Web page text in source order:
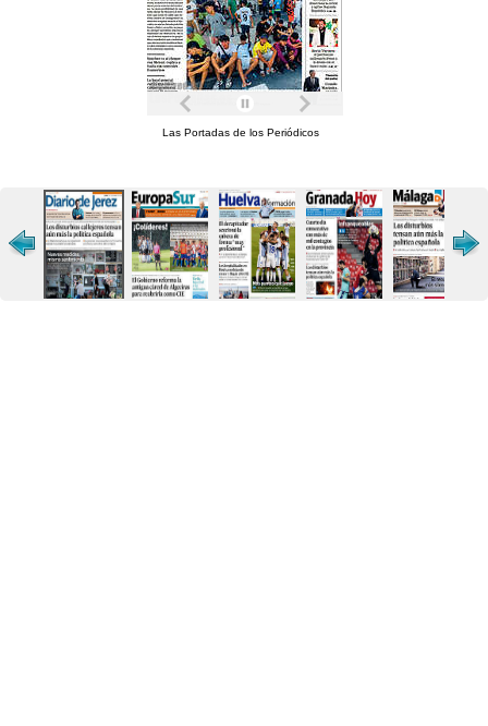
Las Portadas de los Periódicos